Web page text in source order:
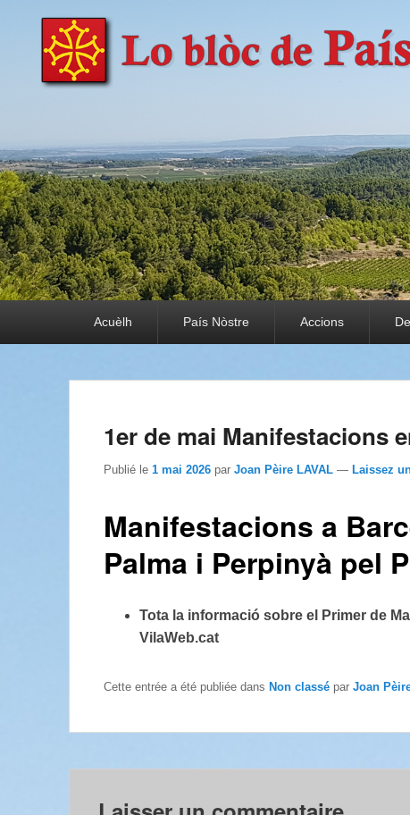
País Nòstre
Paratge e Convivència
Acuèlh País Nòstre Accions
1er de mai Manifestacions
Publié le 1 mai 2026 par Joan Pèire LAVAL — Laissez
Manifestacions a
Palma i Perpinyà pel
Tota la informació sobre el Primer de
VilaWeb.cat
Cette entrée a été publiée dans Non classé par Joan